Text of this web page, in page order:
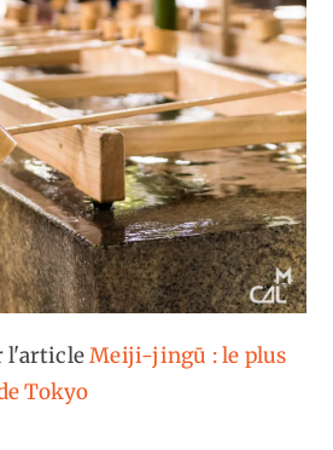
l'articleMeiji-jingū : le plus
Tokyo